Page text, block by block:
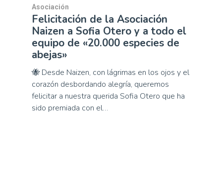
Asociación
Felicitación de la Asociación
Naizen a Sofia Otero y a todo el
equipo de «20.000 especies de
abejas»
🐝 Desde Naizen, con lágrimas en los ojos y el
corazón desbordando alegría, queremos
felicitar a nuestra querida Sofia Otero que ha
sido premiada con el…